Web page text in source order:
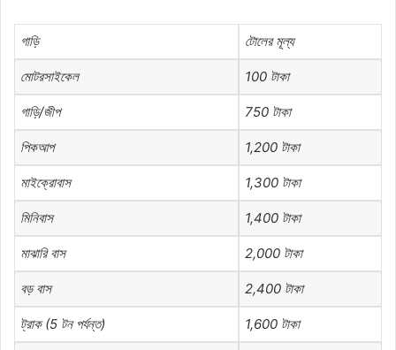
গাড়ি টোলের মূল্য
মোটরসাইকেল 100 টাকা
গাড়ি/জীপ 750 টাকা
পিকআপ 1,200 টাকা
মাইক্রোবাস 1,300 টাকা
মিনিবাস 1,400 টাকা
মাঝারি বাস 2,000 টাকা
বড় বাস 2,400 টাকা
ট্রাক(5 টন পর্যন্ত) 1,600 টাকা